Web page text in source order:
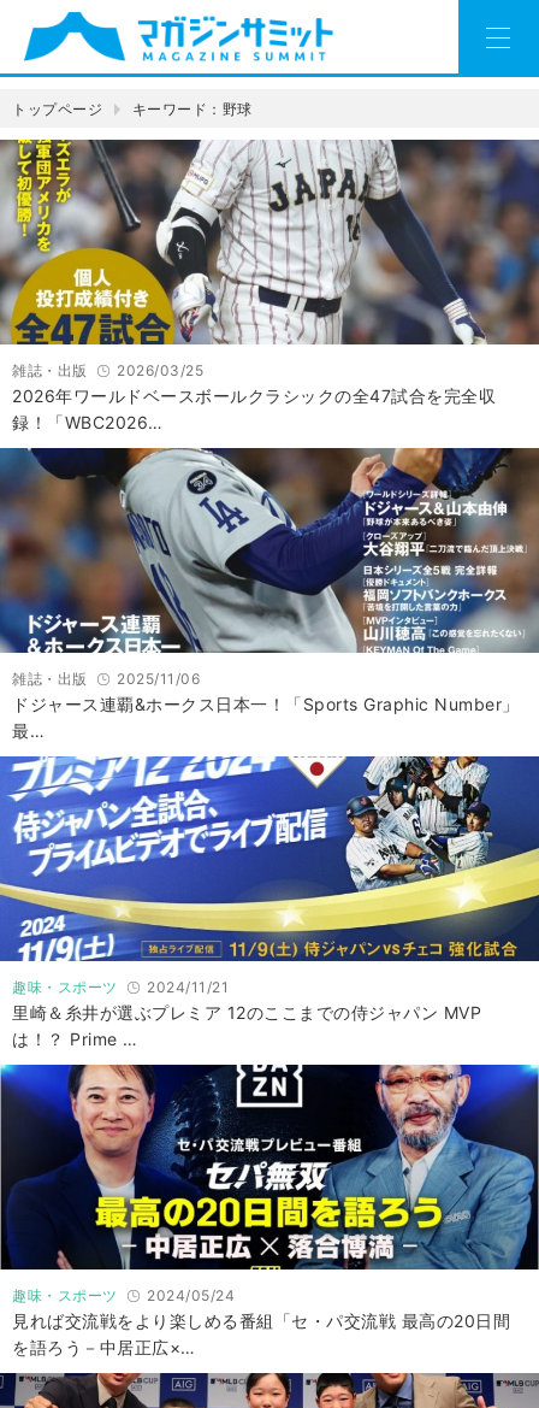
トップページ キーワード：野球
雑誌・出版 2026/03/25
2026年ワールドベースボールクラシックの全47試合を完全収
録！「WBC2026…
雑誌・出版 2025/11/06
ドジャース連覇&ホークス日本一！「Sports Graphic Number」
最…
趣味・スポーツ 2024/11/21
里崎＆糸井が選ぶプレミア 12のここまでの侍ジャパン MVP
は！？ Prime …
趣味・スポーツ 2024/05/24
見れば交流戦をより楽しめる番組「セ・パ交流戦 最高の20日間
を語ろう－中居正広×…